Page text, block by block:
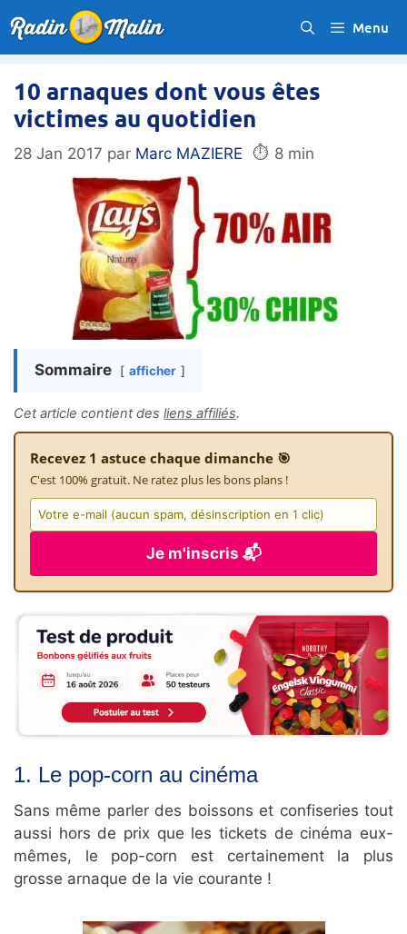
au
contenu
Menu
10 arnaques dont vous êtes
victimes au quotidien
28 Jan 2017 par Marc MAZIERE ⏱️ 8 min
Sommaire afficher
Cet article contient des liens affiliés.
Recevez 1 astuce chaque dimanche 🎯
C'est 100% gratuit. Ne ratez plus les bons plans !
Je m'inscris 📬
1. Le pop-corn au cinéma
Sans même parler des boissons et confiseries tout
aussi hors de prix que les tickets de cinéma eux-
mêmes, le pop-corn est certainement la plus
grosse arnaque de la vie courante !